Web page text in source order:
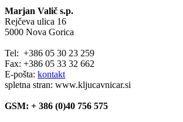
Marjan Valič s.p.
Rejčeva ulica 16
5000 Nova Gorica
Tel: +386 05 30 23 259
Fax: +386 05 33 32 662
E-pošta: kontakt
spletna stran: www.kljucavnicar.si
GSM: + 386 (0)40 756 575